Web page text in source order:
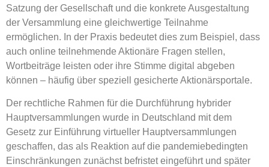
Satzung der Gesellschaft und die konkrete Ausgestaltung
der Versammlung eine gleichwertige Teilnahme
ermöglichen. In der Praxis bedeutet dies zum Beispiel, dass
auch online teilnehmende Aktionäre Fragen stellen,
Wortbeiträge leisten oder ihre Stimme digital abgeben
können – häufig über speziell gesicherte Aktionärsportale.
Der rechtliche Rahmen für die Durchführung hybrider
Hauptversammlungen wurde in Deutschland mit dem
Gesetz zur Einführung virtueller Hauptversammlungen
geschaffen, das als Reaktion auf die pandemiebedingten
Einschränkungen zunächst befristet eingeführt und später